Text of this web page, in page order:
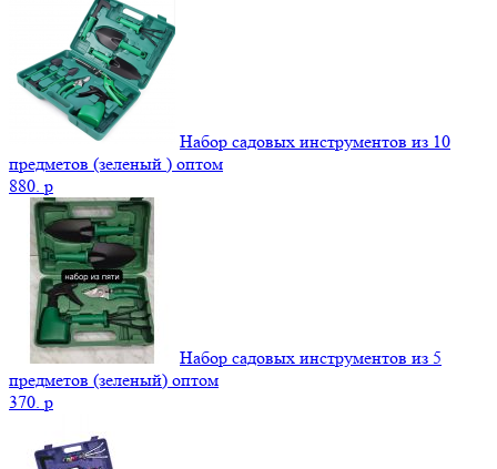
Набор садовых инструментов из 10
предметов (зеленый ) оптом
880. p
Набор садовых инструментов из 5
предметов (зеленый) оптом
370. p